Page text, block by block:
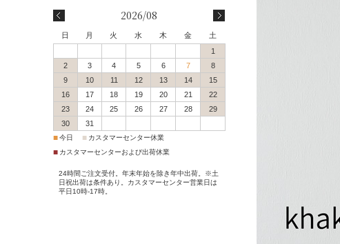
会員特典・会員ランク
配送・送料について
決済方法について
返品交換サービス
ポイントご利用案内
2026/08
日 月 火 水 木 金
土
1
2
3 4 5 6 7
8
9
10 11 12 13 14
15
16
17 18 19 20 21
22
23
24 25 26 27 28
29
30
31
■今日 ■ カスタマーセンター休業
■ カスタマーセンターおよび出荷休業
24時間ご注文受付。年末年始を除き年中出荷。※土
日祝出荷は条件あり。カスタマーセンター営業日は
平日10時-17時。